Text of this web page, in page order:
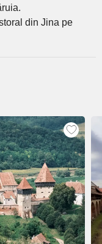
din Jina pe